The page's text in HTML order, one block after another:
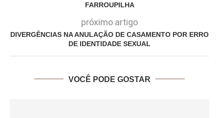
FARROUPILHA
próximo artigo
DIVERGÊNCIAS NA ANULAÇÃO DE CASAMENTO POR ERRO
DE IDENTIDADE SEXUAL
VOCÊ PODE GOSTAR